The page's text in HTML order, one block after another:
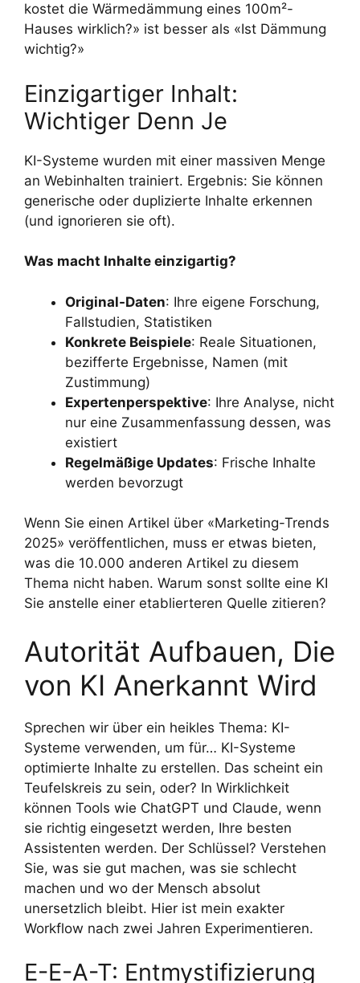
kostet die Wärmedämmung eines 100m²-
Hauses wirklich?» ist besser als «Ist Dämmung
wichtig?»
Einzigartiger Inhalt:
Wichtiger Denn Je
KI-Systeme wurden mit einer massiven Menge
an Webinhalten trainiert. Ergebnis: Sie können
generische oder duplizierte Inhalte erkennen
(und ignorieren sie oft).
Was macht Inhalte einzigartig?
Original-Daten: Ihre eigene Forschung,
Fallstudien, Statistiken
Konkrete Beispiele: Reale Situationen,
bezifferte Ergebnisse, Namen (mit
Zustimmung)
Expertenperspektive: Ihre Analyse, nicht
nur eine Zusammenfassung dessen, was
existiert
Regelmäßige Updates: Frische Inhalte
werden bevorzugt
Wenn Sie einen Artikel über «Marketing-Trends
2025» veröffentlichen, muss er etwas bieten,
was die 10.000 anderen Artikel zu diesem
Thema nicht haben. Warum sonst sollte eine KI
Sie anstelle einer etablierteren Quelle zitieren?
Autorität Aufbauen, Die
von KI Anerkannt Wird
Sprechen wir über ein heikles Thema: KI-
Systeme verwenden, um für… KI-Systeme
optimierte Inhalte zu erstellen. Das scheint ein
Teufelskreis zu sein, oder? In Wirklichkeit
können Tools wie ChatGPT und Claude, wenn
sie richtig eingesetzt werden, Ihre besten
Assistenten werden. Der Schlüssel? Verstehen
Sie, was sie gut machen, was sie schlecht
machen und wo der Mensch absolut
unersetzlich bleibt. Hier ist mein exakter
Workflow nach zwei Jahren Experimentieren.
E-E-A-T: Entmystifizierung